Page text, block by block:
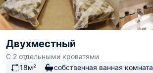
Двухместный
С 2 отдельными кроватями
18м²
собственная ванная комната